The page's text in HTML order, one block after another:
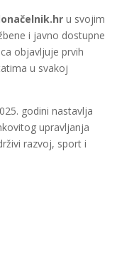
u svojim
i javno dostupne
objavljuje prvih
u svakoj
godini nastavlja
upravljanja
razvoj, sport i